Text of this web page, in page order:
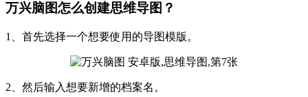
万兴脑图怎么创建思维导图？
1、首先选择一个想要使用的导图模版。
2、然后输入想要新增的档案名。